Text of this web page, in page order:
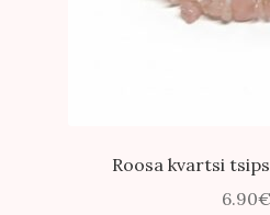
Roosa kvartsi
6.90€